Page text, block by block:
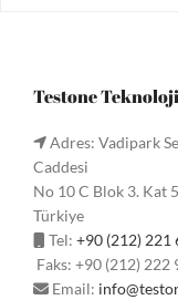
Testone
Adres: Vadipark
Caddesi
No 10 C Blok 3. Kat
Türkiye
Tel: +90 (212) 221
Faks: +90 (212) 222
Email: